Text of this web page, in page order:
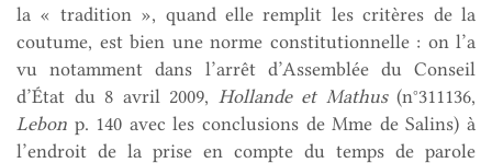
la « tradition », quand elle remplit les critères de la
coutume, est bien une norme constitutionnelle : on l’a
vu notamment dans l’arrêt d’Assemblée du Conseil
d’État du 8 avril 2009, Hollande et Mathus(n°311136,
Lebon p. 140 avec les conclusions de Mme de Salins) à
l’endroit de la prise en compte du temps de parole